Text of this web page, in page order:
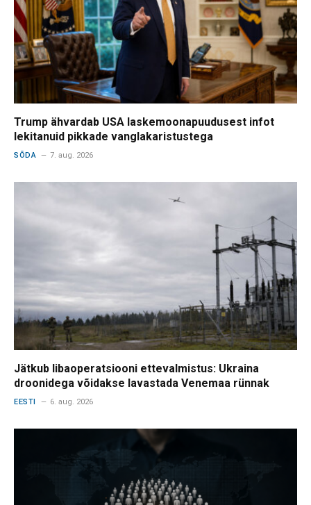
Trump ähvardab USA laskemoonapuudusest infot
lekitanuid pikkade vanglakaristustega
SÕDA 7. aug. 2026
Jätkub libaoperatsiooni ettevalmistus: Ukraina
droonidega võidakse lavastada Venemaa rünnak
EESTI 6. aug. 2026